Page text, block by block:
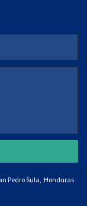
Pedro Sula, Honduras